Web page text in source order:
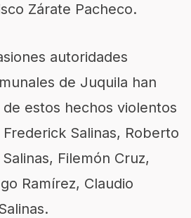
Zárate Pacheco.
autoridades
de Juquila han
estos hechos violentos
Salinas, Roberto
Filemón Cruz,
Ramírez, Claudio